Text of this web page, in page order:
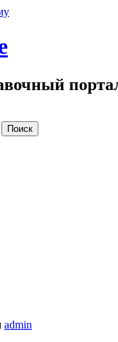
admin